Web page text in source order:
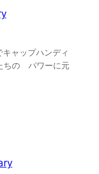
ャップハンディ
ちの パワーに元